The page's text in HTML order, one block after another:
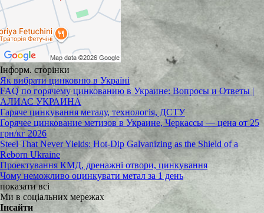
Інформ. сторінки
Як вибрати цинковню в Україні
FAQ по горячему цинкованию в Украине: Вопросы и Ответы |
АЛИАС УКРАИНА
Гаряче цинкування металу, технологія, ДСТУ
Горячее цинкование метизов в Украине, Черкассы — цена от 25
грн/кг 2026
Steel That Never Yields: Hot-Dip Galvanizing as the Shield of a
Reborn Ukraine
Проектування КМД, дренажні отвори, цинкування
Чому неможливо оцинкувати метал за 1 день
показати всі
Ми в соціальних мережах
Інсайти